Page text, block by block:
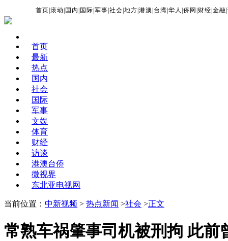
首页 |滚动 国内 国际 |军事 |社会 |地方 |港澳 台湾 |华人 |侨网 财经 |金融 |
首页
最新
热点
国内
社会
国际
军事
文娱
体育
财经
访谈
港澳台侨
微视界
东北亚电视网
当前位置： 中新视频 > 热点新闻 >社会 >正文
常熟车祸肇事司机被刑拘 此前